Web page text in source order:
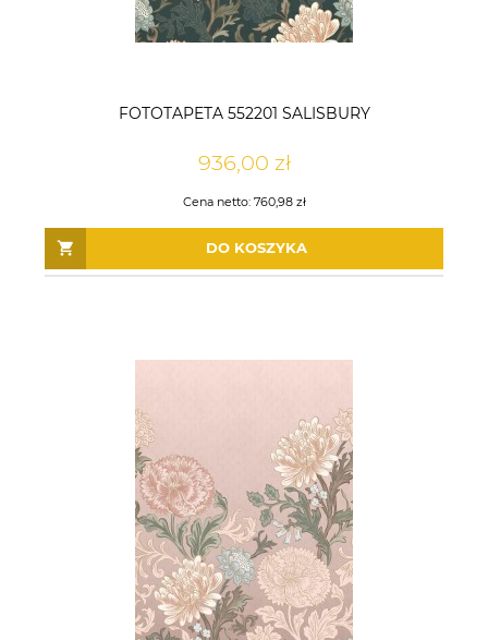
FOTOTAPETA 552201 SALISBURY
936,00 zł
Cena netto: 760,98 zł
DO KOSZYKA